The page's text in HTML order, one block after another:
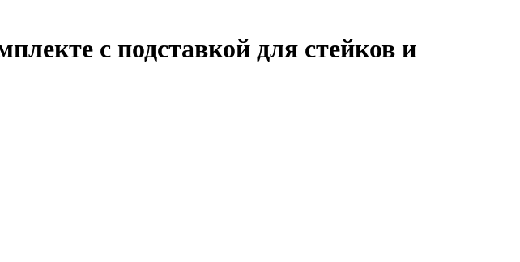
с подставкой для стейков и